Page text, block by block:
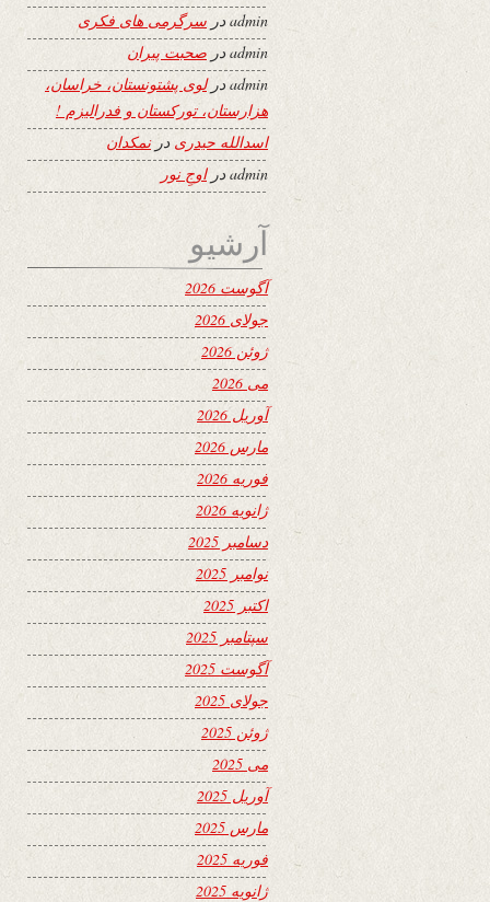
admin در سرگرمی های فکری
adminدر صحبت پیران
adminدرلوی پشتونستان، خراسان،
هزارستان، تورکستان و فدرالیزم !
اسدالله حیدری درنمکدان
admin دراوجِ نور
آرشیو
آگوست 2026
جولای 2026
ژوئن 2026
می 2026
آوریل 2026
مارس 2026
فوریه 2026
ژانویه 2026
دسامبر 2025
نوامبر 2025
اکتبر 2025
سپتامبر 2025
آگوست 2025
جولای 2025
ژوئن 2025
می 2025
آوریل 2025
مارس 2025
فوریه 2025
ژانویه 2025